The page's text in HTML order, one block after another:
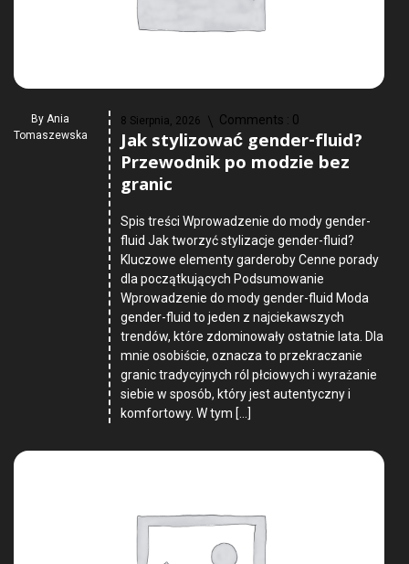
By Ania
Tomaszewska
8 Sierpnia, 2026 Comments : 0
Jak stylizować gender-fluid?
Przewodnik po modzie bez
granic
Spis treści Wprowadzenie do mody gender-
fluid Jak tworzyć stylizacje gender-fluid?
Kluczowe elementy garderoby Cenne porady
dla początkujących Podsumowanie
Wprowadzenie do mody gender-fluid Moda
gender-fluid to jeden z najciekawszych
trendów, które zdominowały ostatnie lata. Dla
mnie osobiście, oznacza to przekraczanie
granic tradycyjnych ról płciowych i wyrażanie
siebie w sposób, który jest autentyczny i
komfortowy. W tym […]